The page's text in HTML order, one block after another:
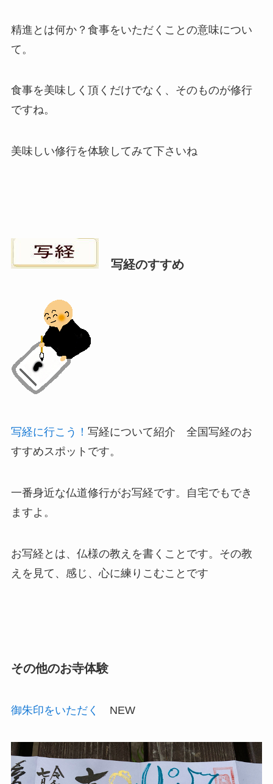
精進とは何か？食事をいただくことの意味につい
て。
食事を美味しく頂くだけでなく、そのものが修行
ですね。
美味しい修行を体験してみて下さいね
写経のすすめ
写経に行こう！ 写経について紹介 全国写経のお
すすめスポットです。
一番身近な仏道修行がお写経です。自宅でもでき
ますよ。
お写経とは、仏様の教えを書くことです。その教
えを見て、感じ、心に練りこむことです
その他のお寺体験
御朱印をいただく NEW